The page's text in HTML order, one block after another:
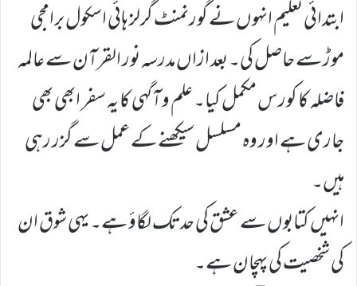
ابتدائی تعلیم انہوں نے گورنمنٹ گرلز ہائی اسکول برامجی
موڑ سے حاصل کی۔ بعد ازاں مدرسہ نور القرآن سے عالمہ
فاضلہ کا کورس مکمل کیا۔ علم و آگہی کا یہ سفر ابھی بھی
جاری ہے اور وہ مسلسل سیکھنے کے عمل سے گزر رہی
ہیں۔
انہیں کتابوں سے عشق کی حد تک لگاؤ ہے۔ یہی شوق ان
کی شخصیت کی پہچان ہے۔